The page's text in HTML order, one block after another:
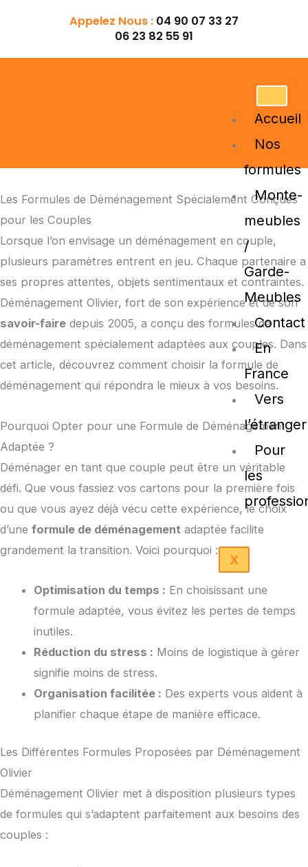
Appelez Nous : 04 90 07 33 27
06 23 82 55 91
Accueil
Nos
formules
Monte-
meubles
/
Garde-
Meubles
Contact
En
France
Vers
l’étranger
Pour
les
X
Les Formules de Déménagement Spécialement Conçues
pour les Couples
Lorsque l’on envisage un déménagement en couple,
plusieurs paramètres entrent en jeu. Chaque partenaire a
ses propres attentes, objets sentimentaux et contraintes.
Déménagement Olivier, fort de son expérience et de son
savoir-faire depuis 2005, a conçu des formules de
déménagement spécialement adaptées aux couples. Dans
cet article, découvrez comment choisir la formule de
déménagement qui répondra le mieux à vos besoins.
Pourquoi Opter pour une Formule de Déménagement
Adaptée ?
Déménager en tant que couple peut être un véritable
défi. Que vous fassiez vos cartons pour la première fois
ou que vous ayez déjà vécu cette expérience, le choix
d’une formule de déménagement adaptée facilite
grandement la transition. Voici pourquoi :
Optimisation du temps : En choisissant une
formule adaptée, vous évitez les pertes de temps
inutiles.
Réduction du stress : Moins de logistique à gérer
signifie moins de stress.
Organisation facilitée : Des experts vous aident à
planifier chaque étape de manière efficace.
Les Différentes Formules Proposées par Déménagement
Olivier
Déménagement Olivier met à disposition plusieurs types
de formules qui s’adaptent parfaitement aux besoins des
couples :